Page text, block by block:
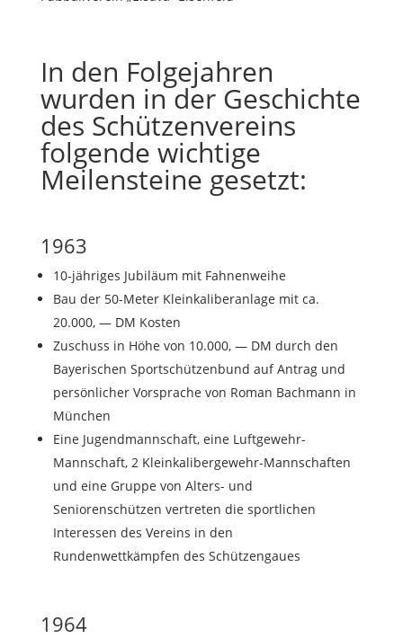
In den Folgejahren
wurden in der Geschichte
des Schützenvereins
folgende wichtige
Meilensteine gesetzt:
1963
10-jähriges Jubiläum mit Fahnenweihe
Bau der 50-Meter Kleinkaliberanlage mit ca.
20.000, — DM Kosten
Zuschuss in Höhe von 10.000, — DM durch den
Bayerischen Sportschützenbund auf Antrag und
persönlicher Vorsprache von Roman Bachmann in
München
Eine Jugendmannschaft, eine Luftgewehr-
Mannschaft, 2 Kleinkalibergewehr-Mannschaften
und eine Gruppe von Alters- und
Seniorenschützen vertreten die sportlichen
Interessen des Vereins in den
Rundenwettkämpfen des Schützengaues
1964